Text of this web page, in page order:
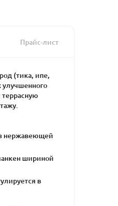
Прайс-лист
(тика, ипе,
улучшенного
нержавеющей
шириной
в